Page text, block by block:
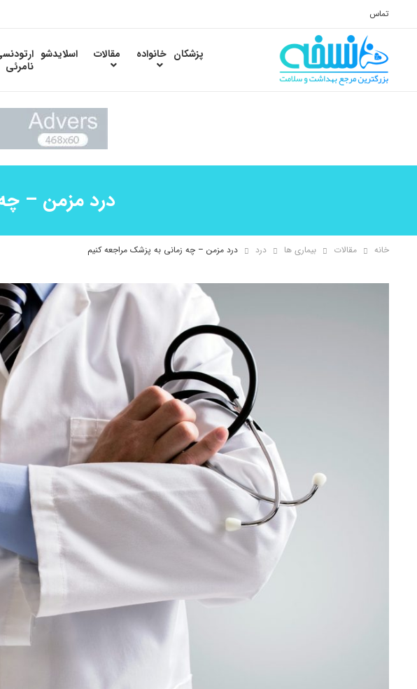
تماس
پزشکان خانواده مقالات اسلایدشو
نامرئی
درد مزمن –
خانه مقالات بیماری ها درد درد مزمن – چه زمانی به پزشک مراجعه کنیم